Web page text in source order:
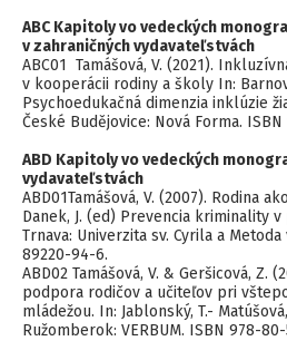
ABC Kapitoly vo vedeckých
v zahraničných vydavateľstvách
ABC01 Tamášová, V. (2021).
v kooperácii rodiny a školy In:
Psychoedukačná dimenzia inklúzie
České Budějovice: Nová Forma.
ABD Kapitoly vo vedeckých
vydavateľstvách
ABD01Tamášová, V. (2007). Rodina
Danek, J. (ed) Prevencia kriminality
Trnava: Univerzita sv. Cyrila a
89220-94-6.
ABD02 Tamášová, V. & Geršicová, Z.
podpora rodičov a učiteľov pri
mládežou. In: Jablonský, T.-
Ružomberok: VERBUM. ISBN 978-